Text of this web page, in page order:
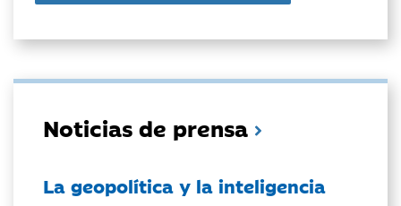
Noticias de prensa
La geopolítica y la inteligencia